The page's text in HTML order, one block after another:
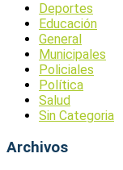
Deportes
Educación
General
Municipales
Policiales
Política
Salud
Sin Categoria
Archivos